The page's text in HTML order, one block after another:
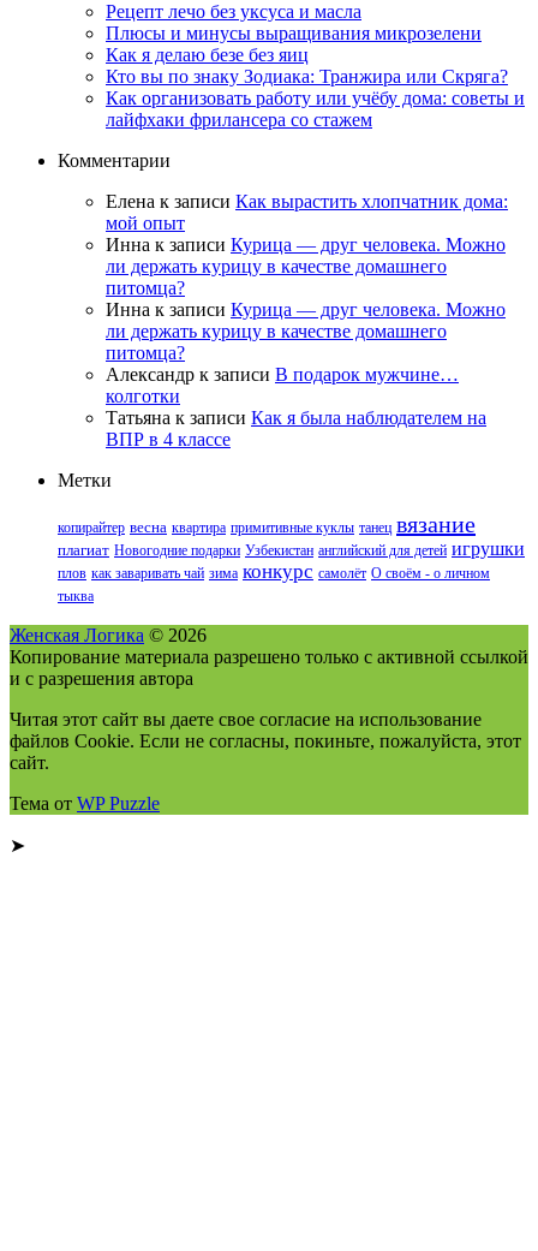
Рецепт лечо без уксуса и масла
Плюсы и минусы выращивания микрозелени
Как я делаю безе без яиц
Кто вы по знаку Зодиака: Транжира или Скряга?
Как организовать работу или учёбу дома: советы и
лайфхаки фрилансера со стажем
Комментарии
Елена к записи Как вырастить хлопчатник дома:
мой опыт
Инна к записи Курица — друг человека. Можно
ли держать курицу в качестве домашнего
питомца?
Инна к записи Курица — друг человека. Можно
ли держать курицу в качестве домашнего
питомца?
Александр к записи В подарок мужчине…
колготки
Татьяна к записи Как я была наблюдателем на
ВПР в 4 классе
Метки
копирайтер весна квартира примитивные куклы танец вязание
плагиат Новогодние подарки Узбекистан английский для детей игрушки
плов как заваривать чай зима конкурс самолёт О своём - о личном
тыква
Женская Логика © 2026
Копирование материала разрешено только с активной ссылкой
и с разрешения автора
Читая этот сайт вы даете свое согласие на использование
файлов Cookie. Если не согласны, покиньте, пожалуйста, этот
сайт.
Тема от WP Puzzle
➤